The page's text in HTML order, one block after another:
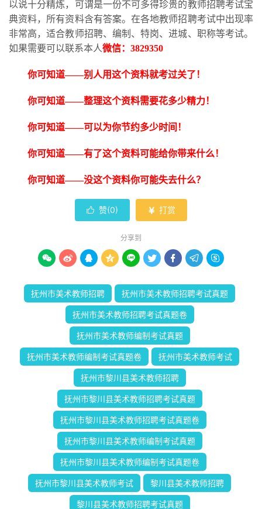
以说十分精炼，可谓是一份不可多得珍贵的教师招聘考试宝
典资料，所有资料含有答案。在各地教师招聘考试中出现率
非常高，适合教师招聘、编制、特岗、进城、职称等考试。
如果需要可以联系本人微信： 3829350
你可知道——别人用这个资料就考过关了！
你可知道——整理这个资料需要花多少精力！
你可知道——可以为你节约多少时间！
你可知道——有了这个资料可能给你带来什么！
你可知道——没这个资料你可能失去什么？
 赞(0)  打赏
分享到
        
抚州市美术教师招聘 抚州市美术教师招聘考试真题
抚州市美术教师招聘考试真题卷
抚州市美术教师编制考试真题
抚州市美术教师编制考试真题卷 抚州市美术教师考试
抚州市黎川县美术教师招聘
抚州市黎川县美术教师招聘考试真题
抚州市黎川县美术教师招聘考试真题卷
抚州市黎川县美术教师编制考试真题
抚州市黎川县美术教师编制考试真题卷
抚州市黎川县美术教师考试 黎川县美术教师招聘
黎川县美术教师招聘考试真题